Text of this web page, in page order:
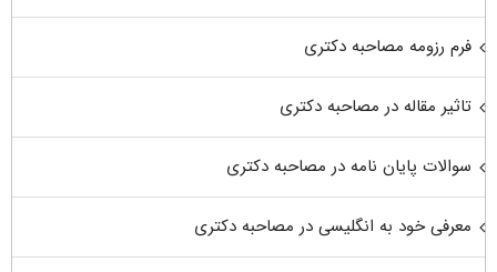
فرم رزومه مصاحبه دکتری
تاثیر مقاله در مصاحبه دکتری
سوالات پایان نامه در مصاحبه دکتری
معرفی خود به انگلیسی در مصاحبه دکتری